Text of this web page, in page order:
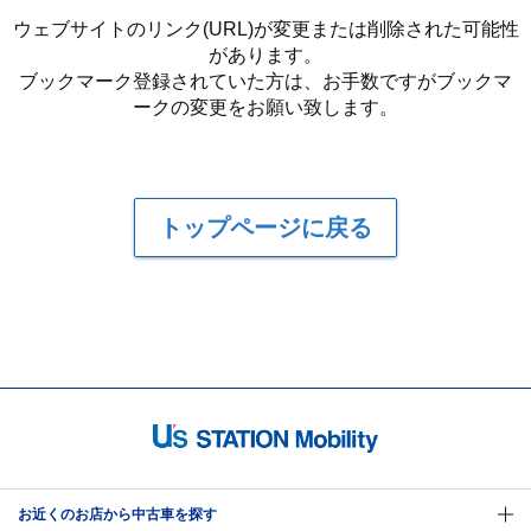
ウェブサイトのリンク(URL)が変更または削除された可能性
があります。
ブックマーク登録されていた方は、お手数ですがブックマ
ークの変更をお願い致します。
トップページに戻る
お近くのお店から中古車を探す